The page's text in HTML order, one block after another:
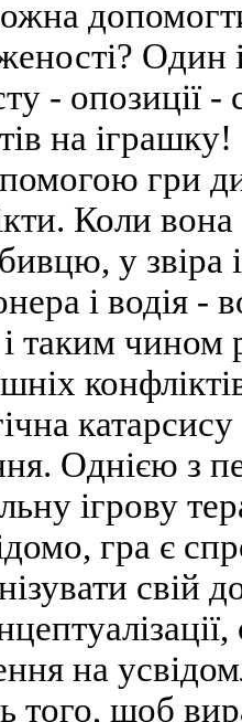
Один
- опозиції -
на іграшку!
гри
Коли вона
у звіра
і водія
таким чином
Однією з
ігрову
гра є
свій
на
того, щоб